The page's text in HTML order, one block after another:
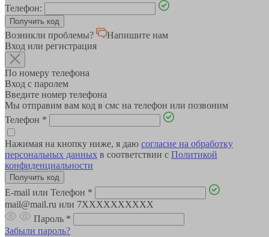
Телефон:
Возникли проблемы?
Напишите нам
Вход или регистрация
По номеру телефона
Вход с паролем
Введите номер телефона
Мы отправим вам код в смс на телефон или позвоним
Телефон *
Нажимая на кнопку ниже, я даю согласие на обработку
персональных данных в соответствии с Политикой
конфиденциальности
E-mail или Телефон *
mail@mail.ru или 7XXXXXXXXXX
Пароль *
Забыли пароль?